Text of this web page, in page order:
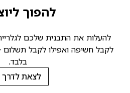
להפוך
לקבל חשיפה ואפילו לקבל תשלום –
בלבד.
לצאת לדרך→